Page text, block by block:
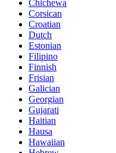
Chichewa
Corsican
Croatian
Dutch
Estonian
Filipino
Finnish
Frisian
Galician
Georgian
Gujarati
Haitian
Hausa
Hawaiian